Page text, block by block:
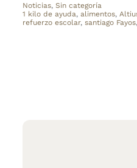
Noticias, Sin categoría
1 kilo de ayuda, alimentos,
refuerzo escolar, santiago Fayos,